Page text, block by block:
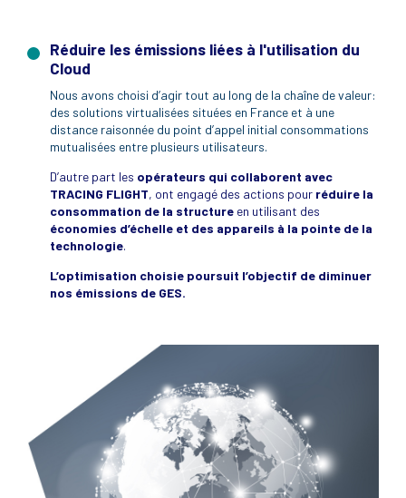
Réduire les émissions liées à l'utilisation du
Cloud
Nous avons choisi d’agir tout au long de la chaîne de valeur:
des solutions virtualisées situées en France et à une
distance raisonnée du point d’appel initial consommations
mutualisées entre plusieurs utilisateurs.
D’autre part les opérateurs qui collaborent avec
TRACING FLIGHT, ont engagé des actions pour réduire la
consommation de la structure en utilisant des
économies d’échelle et des appareils à la pointe de la
technologie.
L’optimisation choisie poursuit l’objectif de diminuer
nos émissions de GES.